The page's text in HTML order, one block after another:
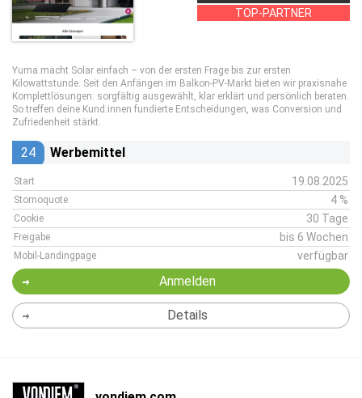
TOP-PARTNER
Yuma macht Solar einfach – von der ersten Frage bis zur ersten
Kilowattstunde. Seit den Anfängen im Balkon-PV-Markt bieten wir praxisnahe
Komplettlösungen: sorgfältig ausgewählt, klar erklärt und persönlich beraten.
So treffen deine Kund:innen fundierte Entscheidungen, was Conversion und
Zufriedenheit stärkt.
24 Werbemittel
Start 19.08.2025
Stornoquote 4 %
Cookie 30 Tage
Freigabe bis 6 Wochen
Mobil-Landingpage verfügbar
Anmelden
Details